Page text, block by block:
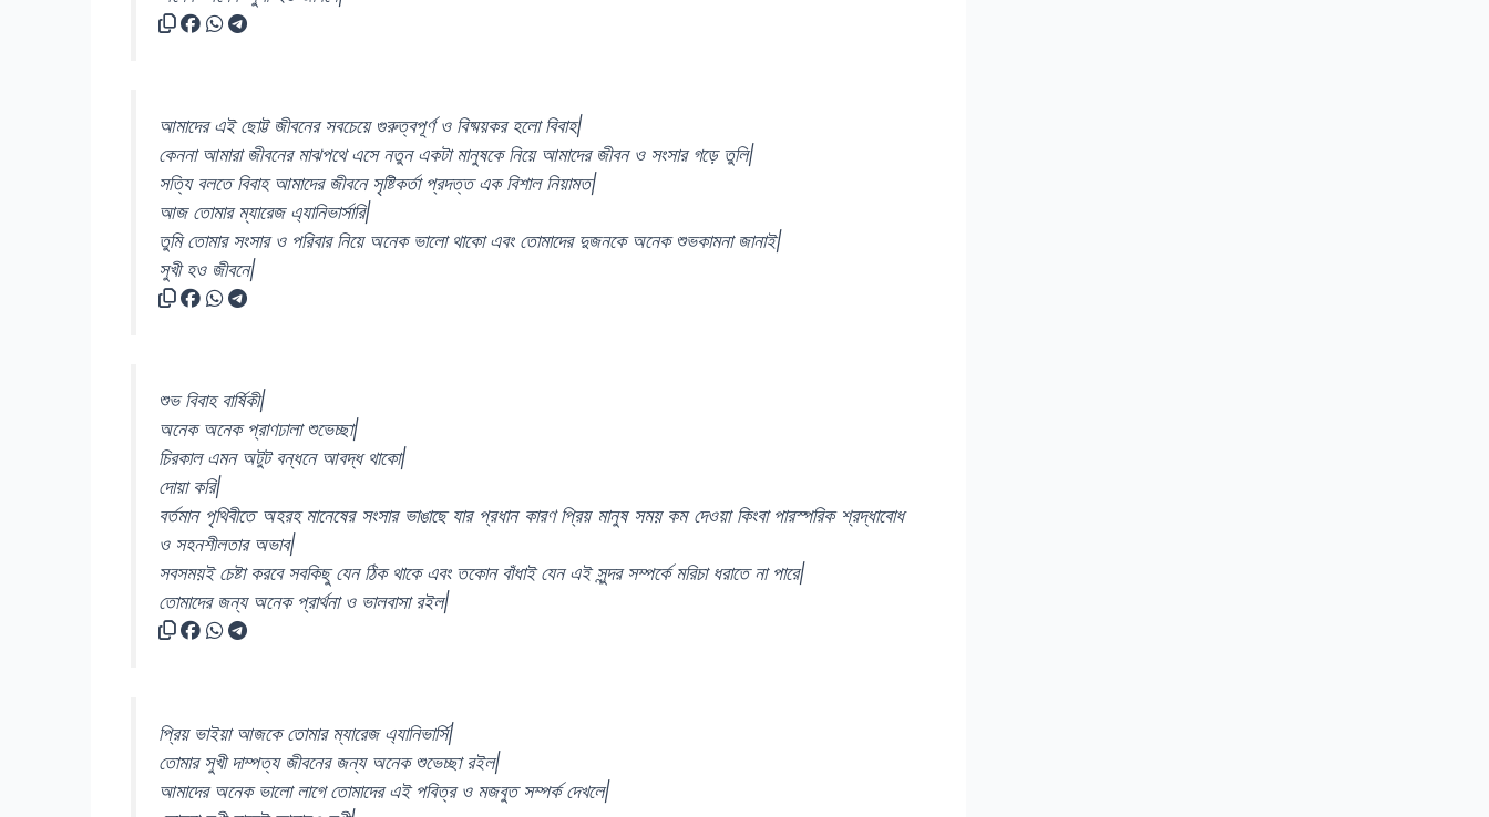
আমাদের এই ছোট্ট জীবনের সবচেয়ে গুরুত্বপূর্ণ ও বিষ্ময়কর হলো বিবাহ|
কেননা আমারা জীবনের মাঝপথে এসে নতুন একটা মানুষকে নিয়ে আমাদের জীবন ও সংসার গড়ে তুলি|
সত্যি বলতে বিবাহ আমাদের জীবনে সৃষ্টিকর্তা প্রদত্ত এক বিশাল নিয়ামত|
আজ তোমার ম্যারেজ এ্যানিভার্সারি|
তুমি তোমার সংসার ও পরিবার নিয়ে অনেক ভালো থাকো এবং তোমাদের দুজনকে অনেক শুভকামনা জানাই|
সুখী হও জীবনে|
শুভ বিবাহ বার্ষিকী|
অনেক অনেক প্রাণঢালা শুভেচ্ছা|
চিরকাল এমন অটুট বন্ধনে আবদ্ধ থাকো|
দোয়া করি|
বর্তমান পৃথিবীতে অহরহ মানেষের সংসার ভাঙাছে যার প্রধান কারণ প্রিয় মানুষ সময় কম দেওয়া কিংবা পারস্পরিক শ্রদ্ধাবোধ
ও সহনশীলতার অভাব|
সবসময়ই চেষ্টা করবে সবকিছু যেন ঠিক থাকে এবং তকোন বাঁধাই যেন এই সুন্দর সম্পর্কে মরিচা ধরাতে না পারে|
তোমাদের জন্য অনেক প্রার্থনা ও ভালবাসা রইল|
প্রিয় ভাইয়া আজকে তোমার ম্যারেজ এ্যানিভার্সি|
তোমার সুখী দাম্পত্য জীবনের জন্য অনেক শুভেচ্ছা রইল|
আমাদের অনেক ভালো লাগে তোমাদের এই পবিত্র ও মজবুত সম্পর্ক দেখলে|